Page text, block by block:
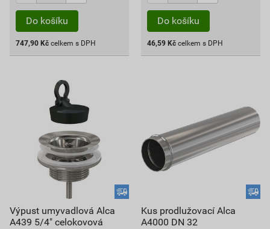
Do košíku
747,90 Kč celkem s DPH
Do košíku
46,59 Kč celkem s DPH
Výpust umyvadlová Alca
A439 5/4" celokovová
Kus prodlužovací Alca
A4000 DN 32